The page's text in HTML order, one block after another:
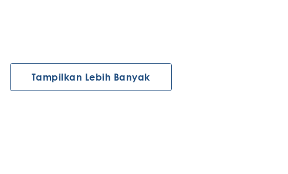
Tampilkan Lebih Banyak